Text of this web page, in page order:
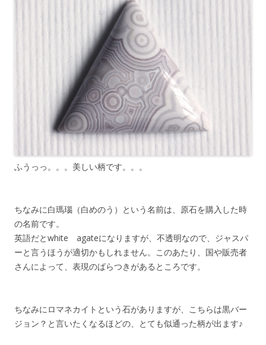
ふうっっ。。。美しい柄です。。。
ちなみに白瑪瑙（白めのう）という名前は、原石を購入した時
の名前です。
英語だとwhite agateになりますが、不透明なので、ジャスパ
ーと言うほうが適切かもしれません。このあたり、国や販売者
さんによって、表現のばらつきがあるところです。
ちなみにロマネカイトという石がありますが、こちらは黒バー
ジョン？と言いたくなるほどの、とても似通った柄が出ます♪